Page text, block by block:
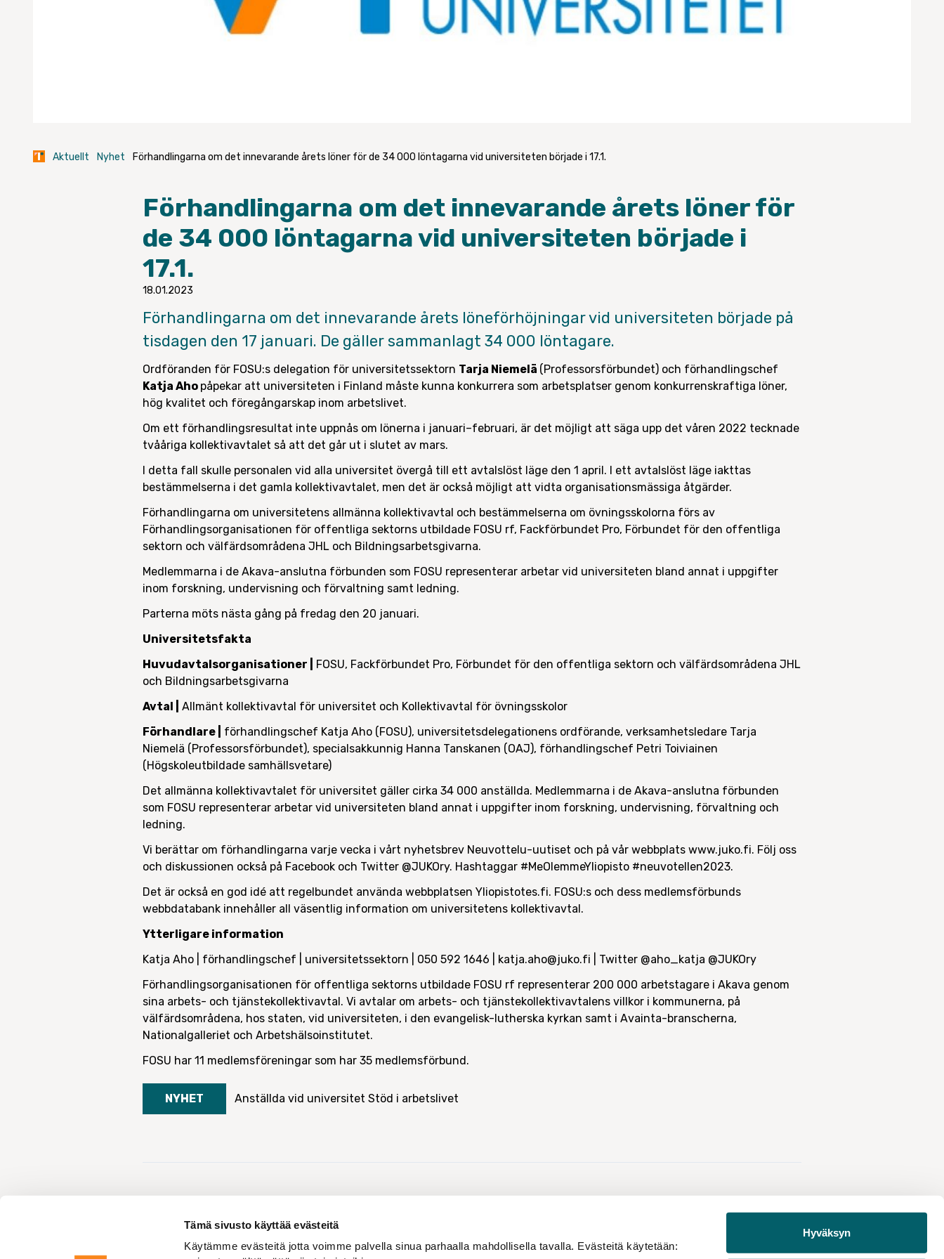
Tämä sivusto käyttää evästeitä
Käytämme evästeitä jotta voimme palvella sinua parhaalla mahdollisella tavalla. Evästeitä käytetään:
Hyväksyn
Aktuellt Nyhet Förhandlingarna om det innevarande årets löner för de 34 000 löntagarna vid universiteten började i 17.1.
Förhandlingarna om det innevarande årets löner för
de 34 000 löntagarna vid universiteten började i
17.1.
18.01.2023
Förhandlingarna om det innevarande årets löneförhöjningar vid universiteten började på
tisdagen den 17 januari. De gäller sammanlagt 34 000 löntagare.
Ordföranden för FOSU:s delegation för universitetssektorn Tarja Niemelä (Professorsförbundet) och förhandlingschef
Katja Aho påpekar att universiteten i Finland måste kunna konkurrera som arbetsplatser genom konkurrenskraftiga löner,
hög kvalitet och föregångarskap inom arbetslivet.
Om ett förhandlingsresultat inte uppnås om lönerna i januari–februari, är det möjligt att säga upp det våren 2022 tecknade
tvååriga kollektivavtalet så att det går ut i slutet av mars.
I detta fall skulle personalen vid alla universitet övergå till ett avtalslöst läge den 1 april. I ett avtalslöst läge iakttas
bestämmelserna i det gamla kollektivavtalet, men det är också möjligt att vidta organisationsmässiga åtgärder.
Förhandlingarna om universitetens allmänna kollektivavtal och bestämmelserna om övningsskolorna förs av
Förhandlingsorganisationen för offentliga sektorns utbildade FOSU rf, Fackförbundet Pro, Förbundet för den offentliga
sektorn och välfärdsområdena JHL och Bildningsarbetsgivarna.
Medlemmarna i de Akava-anslutna förbunden som FOSU representerar arbetar vid universiteten bland annat i uppgifter
inom forskning, undervisning och förvaltning samt ledning.
Parterna möts nästa gång på fredag den 20 januari.
Universitetsfakta
Huvudavtalsorganisationer |
FOSU, Fackförbundet Pro, Förbundet för den offentliga sektorn och välfärdsområdena JHL
och Bildningsarbetsgivarna
Avtal |
Allmänt kollektivavtal för universitet och Kollektivavtal för övningsskolor
Förhandlare |
förhandlingschef Katja Aho (FOSU), universitetsdelegationens ordförande, verksamhetsledare Tarja
Niemelä (Professorsförbundet), specialsakkunnig Hanna Tanskanen (OAJ), förhandlingschef Petri Toiviainen
(Högskoleutbildade samhällsvetare)
Det allmänna kollektivavtalet för universitet gäller cirka 34 000 anställda. Medlemmarna i de Akava-anslutna förbunden
som FOSU representerar arbetar vid universiteten bland annat i uppgifter inom forskning, undervisning, förvaltning och
ledning.
Vi berättar om förhandlingarna varje vecka i vårt nyhetsbrev Neuvottelu-uutiset och på vår webbplats www.juko.fi. Följ oss
och diskussionen också på Facebook och Twitter @JUKOry. Hashtaggar #MeOlemmeYliopisto #neuvotellen2023.
Det är också en god idé att regelbundet använda webbplatsen Yliopistotes.fi. FOSU:s och dess medlemsförbunds
webbdatabank innehåller all väsentlig information om universitetens kollektivavtal.
Ytterligare information
Katja Aho | förhandlingschef | universitetssektorn | 050 592 1646 | katja.aho@juko.fi | Twitter @aho_katja @JUKOry
Förhandlingsorganisationen för offentliga sektorns utbildade FOSU rf representerar 200 000 arbetstagare i Akava genom
sina arbets- och tjänstekollektivavtal. Vi avtalar om arbets- och tjänstekollektivavtalens villkor i kommunerna, på
välfärdsområdena, hos staten, vid universiteten, i den evangelisk-lutherska kyrkan samt i Avainta-branscherna,
Nationalgalleriet och Arbetshälsoinstitutet.
FOSU har 11 medlemsföreningar som har 35 medlemsförbund.
NYHET Anställda vid universitet Stöd i arbetslivet